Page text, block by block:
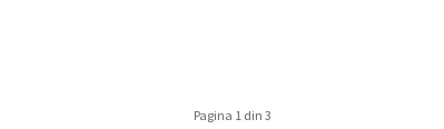
Pagina 1 din 3